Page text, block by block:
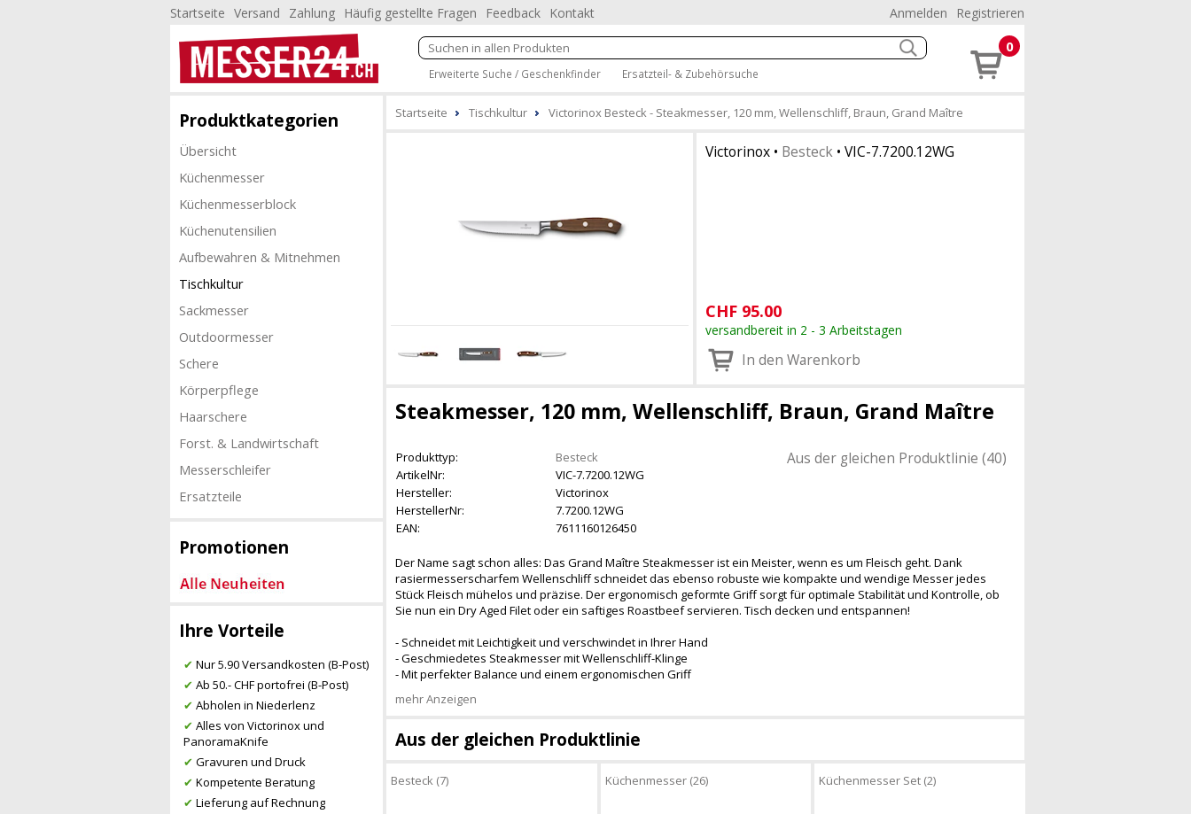
Startseite Versand Zahlung Häufig gestellte Fragen Feedback Kontakt Anmelden Registrieren
Erweiterte Suche / Geschenkfinder Ersatzteil- & Zubehörsuche
0
Produktkategorien
Übersicht
Küchenmesser
Küchenmesserblock
Küchenutensilien
Aufbewahren & Mitnehmen
Tischkultur
Sackmesser
Outdoormesser
Schere
Körperpflege
Haarschere
Forst. & Landwirtschaft
Messerschleifer
Ersatzteile
Promotionen
Ihre Vorteile
✔ Nur 5.90 Versandkosten (B-Post)
✔ Ab 50.- CHF portofrei (B-Post)
✔ Abholen in Niederlenz
✔ Alles von Victorinox und
PanoramaKnife
✔ Gravuren und Druck
✔ Kompetente Beratung
✔ Lieferung auf Rechnung
Startseite Tischkultur Victorinox Besteck - Steakmesser, 120 mm, Wellenschliff, Braun, Grand Maître
Victorinox• Besteck• VIC-7.7200.12WG
CHF 95.00
versandbereit in 2 - 3 Arbeitstagen
In den Warenkorb
Steakmesser, 120 mm, Wellenschliff, Braun, Grand Maître
Produkttyp:
Besteck
ArtikelNr:
VIC-7.7200.12WG
Hersteller:
Victorinox
HerstellerNr:
7.7200.12WG
EAN:
7611160126450
Aus der gleichen Produktlinie (40)
Der Name sagt schon alles: Das Grand Maître Steakmesser ist ein Meister, wenn es um Fleisch geht. Dank
rasiermesserscharfem Wellenschliff schneidet das ebenso robuste wie kompakte und wendige Messer jedes
Stück Fleisch mühelos und präzise. Der ergonomisch geformte Griff sorgt für optimale Stabilität und Kontrolle, ob
Sie nun ein Dry Aged Filet oder ein saftiges Roastbeef servieren. Tisch decken und entspannen!
- Schneidet mit Leichtigkeit und verschwindet in Ihrer Hand
- Geschmiedetes Steakmesser mit Wellenschliff-Klinge
- Mit perfekter Balance und einem ergonomischen Griff
mehr Anzeigen
Aus der gleichen Produktlinie
Besteck (7) Küchenmesser (26) Küchenmesser Set (2)